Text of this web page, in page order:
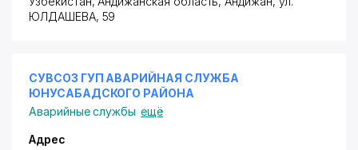
ЮЛДАШЕВА, 59
СУВСОЗ ГУП АВАРИЙНАЯ СЛУЖБА
ЮНУСАБАДСКОГО РАЙОНА
Аварийные службы ещё
Адрес